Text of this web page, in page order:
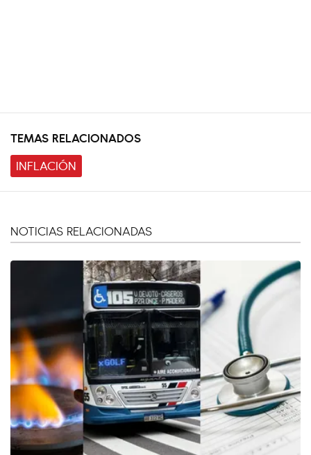
TEMAS RELACIONADOS
INFLACIÓN
NOTICIAS RELACIONADAS